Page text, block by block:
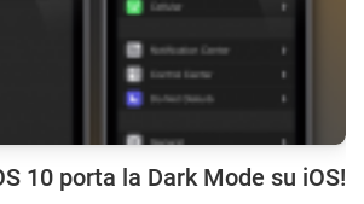
10 porta la Dark Mode su iOS!